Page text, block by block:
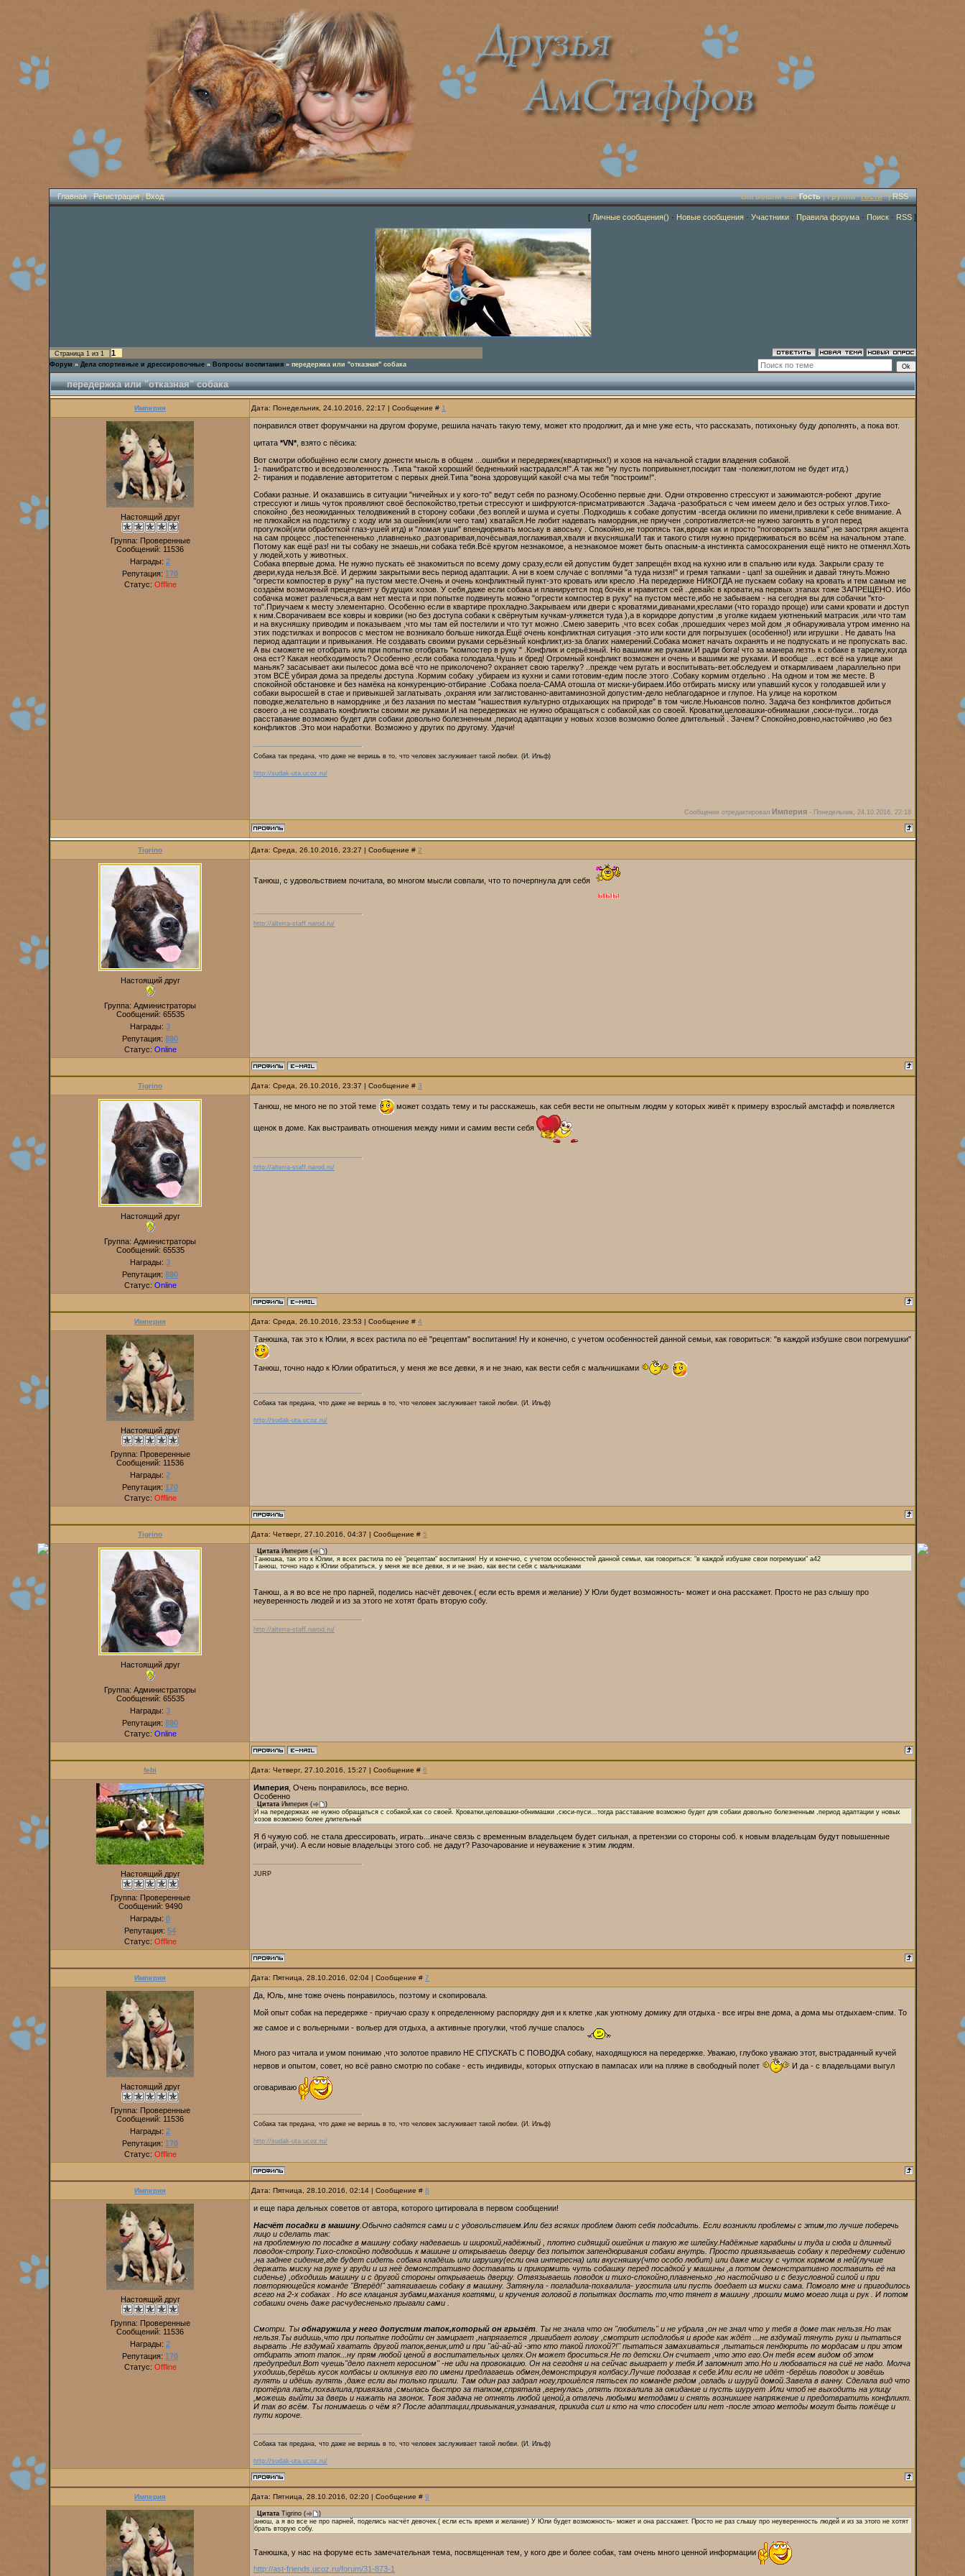
Главная|Регистрация|Вход Вы вошли какГость| Группа "Гости" |RSS
[ Личные сообщения() · Новые сообщения · Участники · Правила форума · Поиск · RSS ]
Страница 1 из 1 1
Форум » Дела спортивные и дрессировочные » Вопросы воспитания » передержка или "отказная" собака
передержка или "отказная" собака
Империя Дата: Понедельник, 24.10.2016, 22:17 | Сообщение # 1
Настоящий друг
Группа: Проверенные
Сообщений: 11536
Награды: 2
Репутация: 170
Статус: Offline
понравился ответ форумчанки на другом форуме, решила начать такую тему, может кто продолжит, да и мне уже есть, что рассказать, потихоньку буду дополнять, а пока вот.
цитата *VN* , взято с пёсика:
Вот смотри обобщённо если смогу донести мысль в общем ...ошибки и передержек(квартирных!) и хозов на начальной стадии владения собакой.
1- панибратство и вседозволенность .Типа "такой хороший! бедненький настрадался!".А так же "ну пусть попривыкнет,посидит там -полежит,потом не будет итд.)
2- тирания и подавление авторитетом с первых дней.Типа "вона здоровущий какой! сча мы тебя "построим!".
Собаки разные. И оказавшись в ситуации "ничейных и у кого-то" ведут себя по разному.Особенно первые дни. Одни откровенно стрессуют и зажимаются-робеют ,другие
стрессуют и лишь чуток проявляют своё беспокойство,третьи стрессуют и шифруются-присматриваются .Задача -разобраться с чем имеем дело и без острых углов.Тихо-
спокойно ,без неожиданных телодвижений в сторону собаки ,без воплей и шума и суеты .Подходишь к собаке допустим -всегда окликни по имени,привлеки к себе внимание. А
не плюхайся на подстилку с ходу или за ошейник(или чего там) хватайся.Не любит надевать намордник,не приучен ,сопротивляется-не нужно загонять в угол перед
прогулкой(или обработкой глаз-ушей итд) и "ломая уши" впендюривать моську в авоську . Спокойно,не торопясь так,вроде как и просто "поговорить зашла" ,не заостряя акцента
на сам процесс ,постепенненько ,плавненько ,разговаривая,почёсывая,поглаживая,хваля и вкусняшка!И так и такого стиля нужно придерживаться во всём на начальном этапе.
Потому как ещё раз! ни ты собаку не знаешь,ни собака тебя.Всё кругом незнакомое, а незнакомое может быть опасным-а инстинкта самосохранения ещё никто не отменял.Хоть
у людей,хоть у животных.
Собака впервые дома. Не нужно пускать её знакомиться по всему дому сразу,если ей допустим будет запрещён вход на кухню или в спальню или куда. Закрыли сразу те
двери,куда нельзя.Всё. И держим закрытыми весь период адаптации. А ни в коем случае с воплями "а туда низзя!" и гремя тапками - цап! за ошейник и давай тянуть.Можно
"огрести компостер в руку" на пустом месте.Очень и очень конфликтный пункт-это кровать или кресло .На передержке НИКОГДА не пускаем собаку на кровать и тем самым не
создаём возможный прецендент у будущих хозов. У себя,даже если собака и планируется под бочёк и нравится сей ..девайс в кровати,на первых этапах тоже ЗАПРЕЩЕНО. Ибо
собачка может разлечься,а вам нет места и при попытке подвинуть можно "огрести компостер в руку" на пустом месте,ибо не забываем - на сегодня вы для собачки "кто-
то".Приучаем к месту элементарно. Особенно если в квартире прохладно.Закрываем или двери с кроватями,диванами,креслами (что гораздо проще) или сами кровати и доступ
к ним.Сворачиваем все ковры и коврики (но без доступа собаки к свёрнутым кучкам-уляжется туда ),а в коридоре допустим ,в уголке кидаем уютненький матрасик ,или что там
и на вкусняшку приводим и показываем ,что мы там ей постелили и что тут можно .Смею заверить ,что всех собак ,прошедших через мой дом ,я обнаруживала утром именно на
этих подстилках и вопросов с местом не возникало больше никогда.Ещё очень конфликтная ситуация -это или кости для погрызушек (особенно!) или игрушки . Не давать !на
период адаптации и привыкания. Не создавать своими руками серьёзный конфликт,из-за благих намерений.Собака может начать охранять и не подпускать и не пропускать вас.
А вы сможете не отобрать или при попытке отобрать "компостер в руку " .Конфлик и серьёзный. Но вашими же руками.И ради бога! что за манера лезть к собаке в тарелку,когда
она ест? Какая необходимость? Особенно ,если собака голодала.Чушь и бред! Огромный конфликт возможен и очень и вашими же руками. И вообще ...ест всё на улице аки
маньяк? засасывает аки пылесос дома всё что не приколочено? охраняет свою тарелку? ..прежде чем ругать и воспитывать-вет.обследуем и откармливаем ,параллельно при
этом ВСЁ убирая дома за пределы доступа .Кормим собаку ,убираем из кухни и сами готовим-едим после этого .Собаку кормим отдельно . На одном и том же месте. В
спокойной обстановке и без намёка на конкуренцию-отбирание .Собака поела-САМА отошла от миски-убираем.Ибо отбирать миску или упавший кусок у голодавшей или у
собаки выросшей в стае и привыкшей заглатывать ,охраняя или заглистованно-авитаминозной допустим-дело неблагодарное и глупое. На улице на коротком
поводке,желательно в наморднике ,и без лазания по местам "нашествия культурно отдыхающих на природе" в том числе.Ньюансов полно. Задача без конфликтов добиться
своего ,а не создавать конфликты своими же руками.И на передержках не нужно обращаться с собакой,как со своей. Кроватки,целовашки-обнимашки ,сюси-пуси...тогда
расставание возможно будет для собаки довольно болезненным ,период адаптации у новых хозов возможно более длительный . Зачем? Спокойно,ровно,настойчиво ,но без
конфликтов .Это мои наработки. Возможно у других по другому. Удачи!
Собака так предана, что даже не веришь в то, что человек заслуживает такой любви. (И. Ильф)
http://sudak-uta.ucoz.ru/
Сообщение отредактировал Империя - Понедельник, 24.10.2016, 22:18
Tigrino Дата: Среда, 26.10.2016, 23:27 | Сообщение # 2
Настоящий друг
Группа: Администраторы
Сообщений: 65535
Награды: 3
Репутация: 890
Статус: Online
Танюш, с удовольствием почитала, во многом мысли совпали, что то почерпнула для себя
http://alterra-staff.narod.ru/
Tigrino Дата: Среда, 26.10.2016, 23:37 | Сообщение # 3
Настоящий друг
Группа: Администраторы
Сообщений: 65535
Награды: 3
Репутация: 890
Статус: Online
Танюш, не много не по этой теме может создать тему и ты расскажешь, как себя вести не опытным людям у которых живёт к примеру взрослый амстафф и появляется
щенок в доме. Как выстраивать отношения между ними и самим вести себя
http://alterra-staff.narod.ru/
Империя Дата: Среда, 26.10.2016, 23:53 | Сообщение # 4
Настоящий друг
Группа: Проверенные
Сообщений: 11536
Награды: 2
Репутация: 170
Статус: Offline
Танюшка, так это к Юлии, я всех растила по её "рецептам" воспитания! Ну и конечно, с учетом особенностей данной семьи, как говориться: "в каждой избушке свои погремушки"
Танюш, точно надо к Юлии обратиться, у меня же все девки, я и не знаю, как вести себя с мальчишками
Собака так предана, что даже не веришь в то, что человек заслуживает такой любви. (И. Ильф)
http://sudak-uta.ucoz.ru/
Tigrino Дата: Четверг, 27.10.2016, 04:37 | Сообщение # 5
Настоящий друг
Группа: Администраторы
Сообщений: 65535
Награды: 3
Репутация: 890
Статус: Online
Цитата Империя (
)
Танюшка, так это к Юлии, я всех растила по её "рецептам" воспитания! Ну и конечно, с учетом особенностей данной семьи, как говориться: "в каждой избушке свои погремушки" a42
Танюш, точно надо к Юлии обратиться, у меня же все девки, я и не знаю, как вести себя с мальчишками
Танюш, а я во все не про парней, поделись насчёт девочек.( если есть время и желание) У Юли будет возможность- может и она расскажет. Просто не раз слышу про
неуверенность людей и из за этого не хотят брать вторую собу.
http://alterra-staff.narod.ru/
febi Дата: Четверг, 27.10.2016, 15:27 | Сообщение # 6
Настоящий друг
Группа: Проверенные
Сообщений: 9490
Награды: 0
Репутация: 54
Статус: Offline
Империя , Очень понравилось, все верно.
Особенно
Цитата Империя (
)
И на передержках не нужно обращаться с собакой,как со своей. Кроватки,целовашки-обнимашки ,сюси-пуси...тогда расставание возможно будет для собаки довольно болезненным ,период адаптации у новых
хозов возможно более длительный
Я б чужую соб. не стала дрессировать, играть...иначе связь с временным владельцем будет сильная, а претензии со стороны соб. к новым владельцам будут повышенные
(играй, учи). А если новые владельцы этого соб. не дадут? Разочарование и неуважение к этим людям.
JURP
Империя Дата: Пятница, 28.10.2016, 02:04 | Сообщение # 7
Настоящий друг
Группа: Проверенные
Сообщений: 11536
Награды: 2
Репутация: 170
Статус: Offline
Да, Юль, мне тоже очень понравилось, поэтому и скопировала.
Мой опыт собак на передержке - приучаю сразу к определенному распорядку дня и к клетке ,как уютному домику для отдыха - все игры вне дома, а дома мы отдыхаем-спим. То
же самое и с вольерными - вольер для отдыха, а активные прогулки, чтоб лучше спалось
Много раз читала и умом понимаю ,что золотое правило НЕ СПУСКАТЬ С ПОВОДКА собаку, находящуюся на передержке. Уважаю, глубоко уважаю этот, выстраданный кучей
нервов и опытом, совет, но всё равно смотрю по собаке - есть индивиды, которых отпускаю в пампасах или на пляже в свободный полет
И да - с владельцами выгул
оговариваю
Собака так предана, что даже не веришь в то, что человек заслуживает такой любви. (И. Ильф)
http://sudak-uta.ucoz.ru/
Империя Дата: Пятница, 28.10.2016, 02:14 | Сообщение # 8
Настоящий друг
Группа: Проверенные
Сообщений: 11536
Награды: 2
Репутация: 170
Статус: Offline
и еще пара дельных советов от автора, которого цитировала в первом сообщении!
Насчёт посадки в машину.Обычно садятся сами и с удовольствием.Или без всяких проблем дают себя подсадить. Если возникли проблемы с этим,то лучше поберечь
лицо и сделать так:
на проблемную по посадке в машину собаку надеваешь и широкий,надёжный , плотно сидящий ошейник и такую же шлейку.Надёжные карабины и туда и сюда и длинный
поводок-стропу.Тихо-спокойно подводишь к машине и открываешь дверцу без попыток запендюривания собаки внутрь. Просто привязываешь собаку к переднему сидению
,на заднее сидение,где будет сидеть собака кладёшь или игрушку(если она интересна) или вкусняшку(что особо любит) или даже миску с чуток кормом в ней(лучше
держать миску на руке у груди и из неё демонстративно доставать и прикормить чуть собашку перед посадкой у машины ,а потом демонстративно поставить её на
сиденье) ,обходишь машину и с другой стороны открываешь дверцу. Отвязываешь поводок и тихо-спокойно,плавненько ,но настойчиво и с безусловной силой и при
повторяющейся команде "Вперёд!" затягиваешь собаку в машину. Затянула - погладила-похвалила- угостила или пусть доедает из миски сама. Помогло мне и пригодилось
всего на 2-х собаках . Но все клацания зубами,махания когтями, и кручения головой в попытках достать то,что тянет в машину ,прошли мимо моего лица и рук . И потом
собашки очень даже расчудесненько прыгали сами .
Смотри. Ты обнаружила у него допустим тапок,который он грызёт . Ты не знала что он "любитель" и не убрала ,он не знал что у тебя в доме так нельзя.Но так
нельзя.Ты видишь,что при попытке подойти он замирает ,напрягается ,пригибает голову ,смотрит исподлобья и вроде как ждёт ...не вздумай тянуть руки и пытаться
вырвать .Не вздумай хватать другой тапок,веник,итд и при "ай-ай-ай -это кто такой плохой?!" пытаться замахиваться ,пытаться пендюрить по мордасам и при этом
отбирать этот тапок...ну прям любой ценой в воспитательных целях.Он может броситься.Не по детски.Он считает ,что это его.Он тебя всем видом об этом
предупредил.Вот чуешь"дело пахнет керосином" -не иди на провокацию. Он на сегодня и на сейчас выиграет у тебя.И запомнит это.Но и любоваться на сиё не надо. Молча
уходишь,берёшь кусок колбасы и окликнув его по имени предлагаешь обмен,демонстрируя колбасу.Лучше подозвав к себе.Или если не идёт -берёшь поводок и зовёшь
гулять и идёшь гулять ,даже если вы только пришли. Там один раз задрал ногу,прошёлся пятьсек по команде рядом ,огладь и шуруй домой.Завела в ванну. Сделала вид что
протёрла лапы,похвалила,привязала ,смылась быстро за тапком,спрятала ,вернулась ,опять похвалила за ожидание и пусть шурует .Или чтоб не выходить на улицу
,можешь выйти за дверь и нажать на звонок. Твоя задача не отнять любой ценой,а отвлечь любыми методами и снять возникшее напряжение и предотвратить конфликт.
И так во всём. Ты понимаешь о чём я? После адаптации,привыкания,узнавания, прикида сил и кто на что способен или нет -после этого методы могут быть пожёще и
пути короче.
Собака так предана, что даже не веришь в то, что человек заслуживает такой любви. (И. Ильф)
http://sudak-uta.ucoz.ru/
Империя Дата: Пятница, 28.10.2016, 02:20 | Сообщение # 9
Цитата Tigrino (
)
анюш, а я во все не про парней, поделись насчёт девочек.( если есть время и желание) У Юли будет возможность- может и она расскажет. Просто не раз слышу про неуверенность людей и из за этого не хотят
брать вторую собу.
Танюшка, у нас на форуме есть замечательная тема, посвященная тем, у кого две и более собак, там очень много ценной информации
http://ast-friends.ucoz.ru/forum/31-873-1